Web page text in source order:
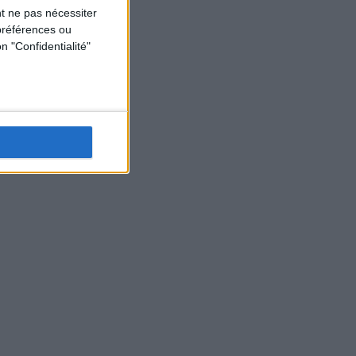
ne pas nécessiter
ou
"Confidentialité"